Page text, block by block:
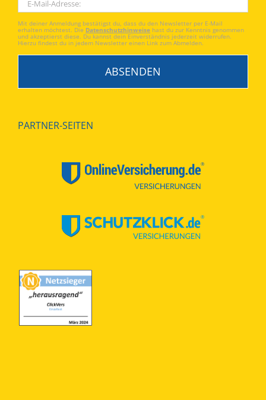
Mit deiner Anmeldung bestätigst du, dass du den Newsletter per E-Mail
erhalten möchtest. Die Datenschutzhinweise hast du zur Kenntnis genommen
und akzeptierst diese. Du kannst dein Einverständnis jederzeit widerrufen.
Hierzu findest du in jedem Newsletter einen Link zum Abmelden.
PARTNER-SEITEN